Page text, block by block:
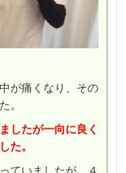
が痛くなり、その
。
したが一向に良く
た。
ていましたが、４